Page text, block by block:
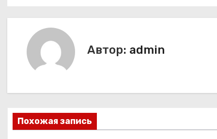
ц
и
Автор: admin
Похожая запись